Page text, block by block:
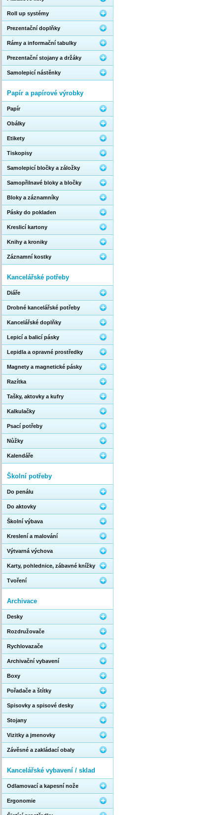
Roll up systémy
Prezentační doplňky
Rámy a informační tabulky
Prezentační stojany a držáky
Samolepicí nástěnky
Papír a papírové výrobky
Papír
Obálky
Etikety
Tiskopisy
Samolepicí bločky a záložky
Samopřilnavé bloky a bločky
Bloky a záznamníky
Pásky do pokladen
Kreslicí kartony
Knihy a kroniky
Záznamní kostky
Kancelářské potřeby
Diáře
Drobné kancelářské potřeby
Kancelářské doplňky
Lepicí a balicí pásky
Lepidla a opravné prostředky
Magnety a magnetické pásky
Razítka
Tašky, aktovky a kufry
Kalkulačky
Psací potřeby
Nůžky
Kalendáře
Školní potřeby
Do penálu
Do aktovky
Školní výbava
Kreslení a malování
Výtvarná výchova
Karty, pohlednice, zábavné knížky
Tvoření
Archivace
Desky
Rozdružovače
Rychlovazače
Archivační vybavení
Boxy
Pořadače a štítky
Spisovky a spisové desky
Stojany
Vizitky a jmenovky
Závěsné a zakládací obaly
Kancelářské vybavení / sklad
Odlamovací a kapesní nože
Ergonomie